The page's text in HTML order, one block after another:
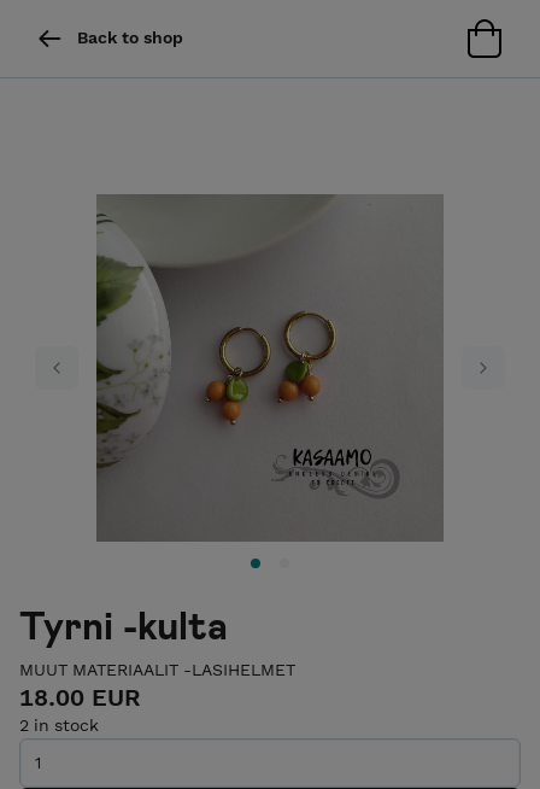
Back to shop
Previous Next
Tyrni -kulta
MUUT MATERIAALIT -LASIHELMET
18.00 EUR
2 in stock